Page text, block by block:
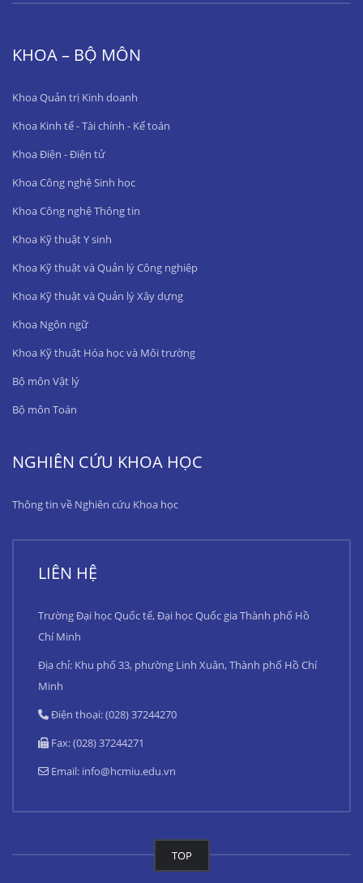
KHOA – BỘ MÔN
Khoa Quản trị Kinh doanh
Khoa Kinh tế - Tài chính - Kế toán
Khoa Điện - Điện tử
Khoa Công nghệ Sinh học
Khoa Công nghệ Thông tin
Khoa Kỹ thuật Y sinh
Khoa Kỹ thuật và Quản lý Công nghiệp
Khoa Kỹ thuật và Quản lý Xây dựng
Khoa Ngôn ngữ
Khoa Kỹ thuật Hóa học và Môi trường
Bộ môn Vật lý
Bộ môn Toán
NGHIÊN CỨU KHOA HỌC
Thông tin về Nghiên cứu Khoa học
LIÊN HỆ
Trường Đại học Quốc tế, Đại học Quốc gia Thành phố Hồ
Chí Minh
Địa chỉ: Khu phố 33, phường Linh Xuân, Thành phố Hồ Chí
Minh
Điện thoại: (028) 37244270
Fax: (028) 37244271
Email: info@hcmiu.edu.vn
TOP